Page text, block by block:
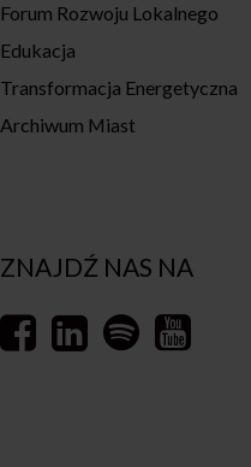
Forum Rozwoju Lokalnego
Edukacja
Transformacja Energetyczna
Archiwum Miast
ZNAJDŹ NAS NA